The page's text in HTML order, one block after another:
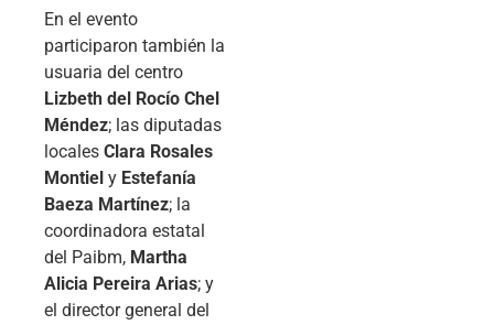
En el evento
participaron también la
usuaria del centro
Lizbeth del Rocío Chel
Méndez; las diputadas
locales Clara Rosales
Montiel y Estefanía
Baeza Martínez; la
coordinadora estatal
del Paibm, Martha
Alicia Pereira Arias; y
el director general del